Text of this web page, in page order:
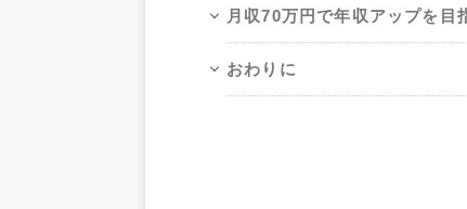
月収70万円で年収アップを目
おわりに